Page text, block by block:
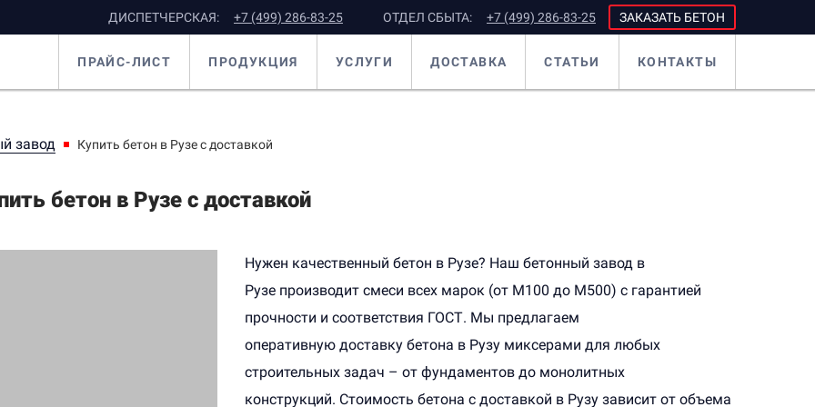
ДИСПЕТЧЕРСКАЯ: +7 (499) 286-83-25 ОТДЕЛ СБЫТА: +7 (499) 286-83-25 ЗАКАЗАТЬ БЕТОН
ПРАЙС-ЛИСТ ПРОДУКЦИЯ УСЛУГИ ДОСТАВКА СТАТЬИ КОНТАКТЫ
завод Купить бетон в Рузе с доставкой
бетон в Рузе с доставкой
Нужен качественный бетон в Рузе? Наш бетонный завод в
Рузе производит смеси всех марок (от М100 до М500) с гарантией
прочности и соответствия ГОСТ. Мы предлагаем
оперативную доставку бетона в Рузу миксерами для любых
строительных задач – от фундаментов до монолитных
конструкций. Стоимость бетона с доставкой в Рузу зависит от объема